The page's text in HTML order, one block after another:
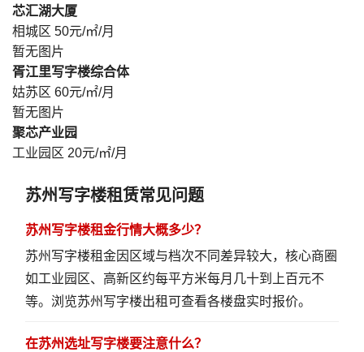
芯汇湖大厦
相城区 50元/㎡/月
暂无图片
胥江里写字楼综合体
姑苏区 60元/㎡/月
暂无图片
聚芯产业园
工业园区 20元/㎡/月
苏州写字楼租赁常见问题
苏州写字楼租金行情大概多少？
苏州写字楼租金因区域与档次不同差异较大，核心商圈
如工业园区、高新区约每平方米每月几十到上百元不
等。 浏览苏州写字楼出租可查看各楼盘实时报价。
在苏州选址写字楼要注意什么？